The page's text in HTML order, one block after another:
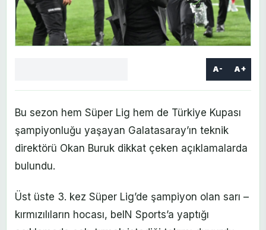
A- A+
Bu sezon hem Süper Lig hem de Türkiye Kupası
şampiyonluğu yaşayan Galatasaray’ın teknik
direktörü Okan Buruk dikkat çeken açıklamalarda
bulundu.
Üst üste 3. kez Süper Lig’de şampiyon olan sarı –
kırmızılıların hocası, beIN Sports’a yaptığı